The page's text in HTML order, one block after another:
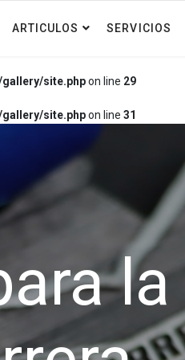
ARTICULOS SERVICIOS
site.phpon line 29
site.phpon line 31
la